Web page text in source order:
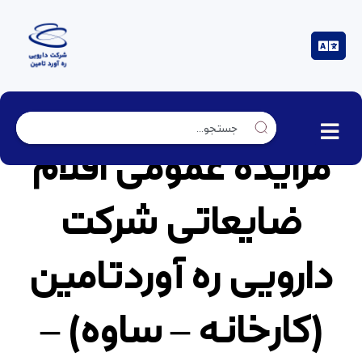
مزایده عمومی اقلام
ضایعاتی شرکت
دارویی ره آوردتامین
(کارخانه – ساوه) –